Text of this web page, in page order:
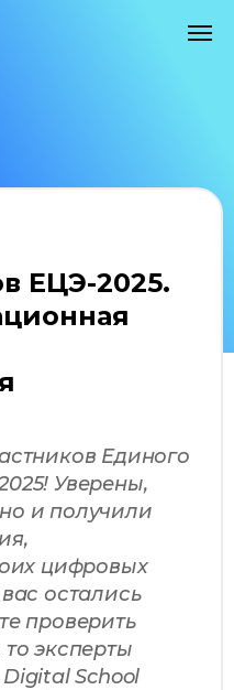
ЕЦЭ-2025.
Единого
Уверены,
и получили
цифровых
остались
проверить
эксперты
School